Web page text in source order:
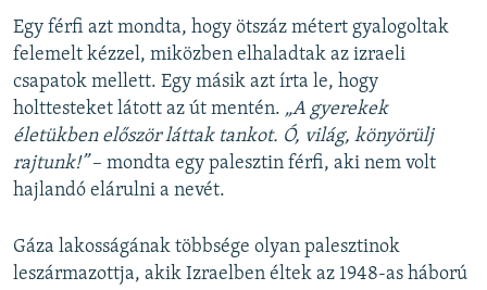
Egy férfi azt mondta, hogy ötszáz métert gyalogoltak
felemelt kézzel, miközben elhaladtak az izraeli
csapatok mellett. Egy másik azt írta le, hogy
holttesteket látott az út mentén. „A gyerekek
életükben először láttak tankot. Ó, világ, könyörülj
rajtunk!”– mondta egy palesztin férfi, aki nem volt
hajlandó elárulni a nevét.
Gáza lakosságának többsége olyan palesztinok
leszármazottja, akik Izraelben éltek az 1948-as háború